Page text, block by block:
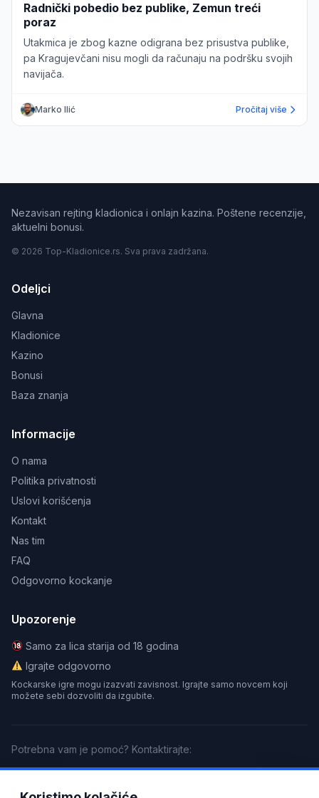
Radnički pobedio bez publike, Zemun treći
poraz
Utakmica je zbog kazne odigrana bez prisustva publike,
pa Kragujevčani nisu mogli da računaju na podršku svojih
navijača.
Marko Ilić Pročitaj više
Nezavisan rejting kladionica i onlajn kazina. Poštene recenzije,
aktuelni bonusi.
© 2026 Top-Kladionice.rs. Sva prava zadržana.
Odeljci
Glavna
Kladionice
Kazino
Bonusi
Baza znanja
Informacije
O nama
Politika privatnosti
Uslovi korišćenja
Kontakt
Nas tim
FAQ
Odgovorno kockanje
Upozorenje
Samo za lica starija od 18 godina
Igrajte odgovorno
Kockarske igre mogu izazvati zavisnost. Igrajte samo novcem koji
možete sebi dozvoliti da izgubite.
Potrebna vam je pomoć? Kontaktirajte:
GamCareBeGambleAwareGamblers Anonymous